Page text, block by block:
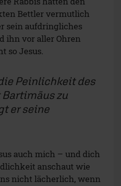
Bettler vermutlich
sein aufdringliches
ihn vor aller Ohren
so Jesus.
Peinlichkeit des
zu
er seine
auch mich – und dich
anschaut wie
nicht lächerlich, wenn